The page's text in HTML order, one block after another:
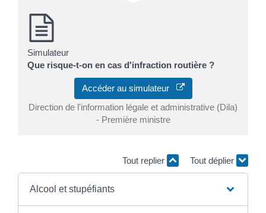
Simulateur
Que risque-t-on en cas d'infraction routière ?
Accéder au simulateur
Direction de l'information légale et administrative (Dila)
- Première ministre
Tout replier Tout déplier
Alcool et stupéfiants